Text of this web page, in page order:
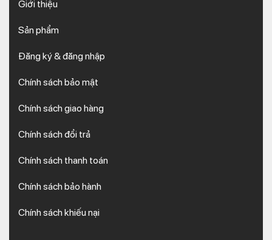
Giới thiệu
Sản phẩm
Đăng ký & đăng nhập
Chính sách bảo mật
Chính sách giao hàng
Chính sách đổi trả
Chính sách thanh toán
Chính sách bảo hành
Chính sách khiếu nại